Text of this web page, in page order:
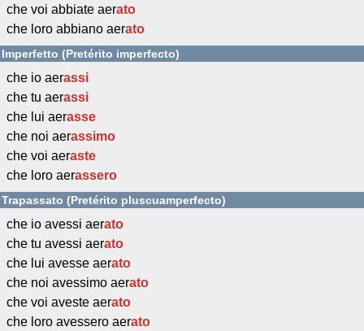
che voi abbiate aerato
che loro abbiano aerato
Imperfetto (Pretérito imperfecto)
che io aerassi
che tu aerassi
che lui aerasse
che noi aerassimo
che voi aeraste
che loro aerassero
Trapassato (Pretérito pluscuamperfecto)
che io avessi aerato
che tu avessi aerato
che lui avesse aerato
che noi avessimo aerato
che voi aveste aerato
che loro avessero aerato